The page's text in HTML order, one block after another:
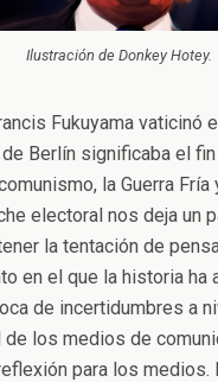
Ilustración de Donkey Hotey.
Fukuyama vaticinó
Berlín significaba el
la Guerra
electoral nos deja un
la tentación de
en el que la historia ha
de incertidumbres a
los medios de
para los medios.